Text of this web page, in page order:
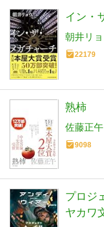
イン・
朝井リ
22179
熟柿
佐藤正午
9098
プロジ
ヤカワ